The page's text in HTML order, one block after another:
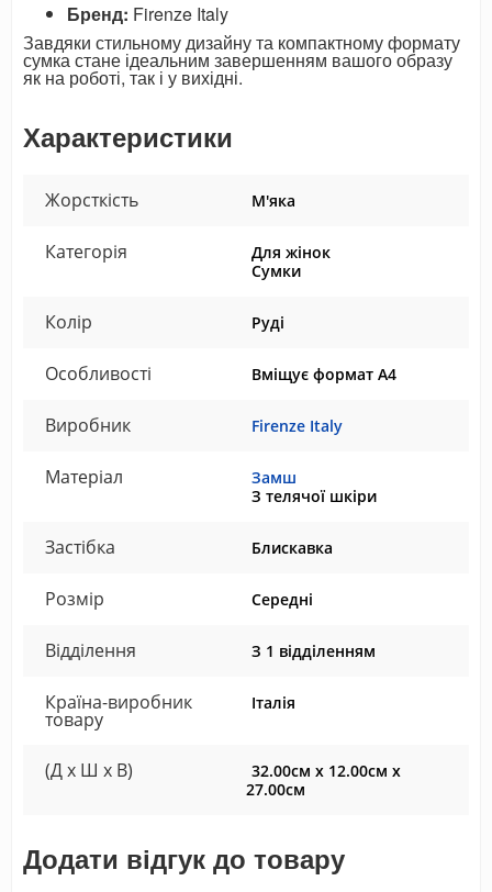
Бренд: Firenze Italy
Завдяки стильному дизайну та компактному формату
сумка стане ідеальним завершенням вашого образу
як на роботі, так і у вихідні.
Характеристики
Жорсткість М'яка
Категорія
Для жінок
Сумки
Колір Руді
Особливості Вміщує формат А4
Виробник Firenze Italy
Матеріал
Замш
З телячої шкіри
Застібка Блискавка
Розмір Середні
Відділення З 1 відділенням
Країна-виробник
товару
Італія
(Д x Ш x В)
32.00см x 12.00см x
27.00см
Додати відгук до товару